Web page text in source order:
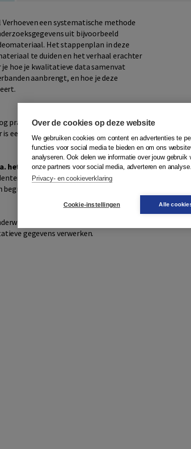
een systematische methode
uit bijvoorbeeld
Het stappenplan in deze
te duiden en het verhaal erachter
hoe je kwalitatieve data samenvat
aanbrengt, en hoe je deze
praktischer van opzet. De uitleg en
een online leeromgeving beschikbaar
het online boek
docenten en onderzoekers uitgewerkte
en het online boek vinden.
en voor
gegevens verwerken.
Over de cookies op deze website
We gebruiken cookies om content en advertenties te
functies voor social media te bieden en om ons
analyseren. Ook delen we informatie over jouw gebruik
onze partners voor social media, adverteren en analyse.
Privacy- en cookieverklaring
Cookie-instellingen Alle